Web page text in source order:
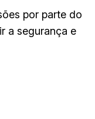
por parte do
a segurança e